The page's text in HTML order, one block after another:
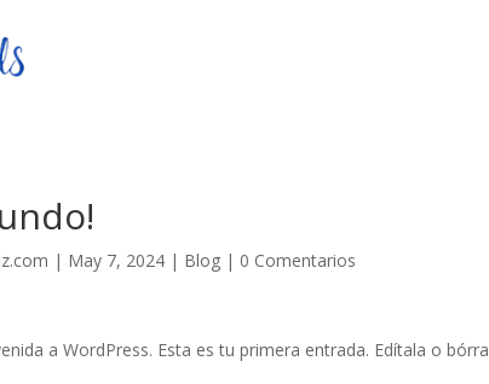
| May 7, 2024 | Blog | 0 Comentarios
a WordPress. Esta es tu primera entrada. Edítala o